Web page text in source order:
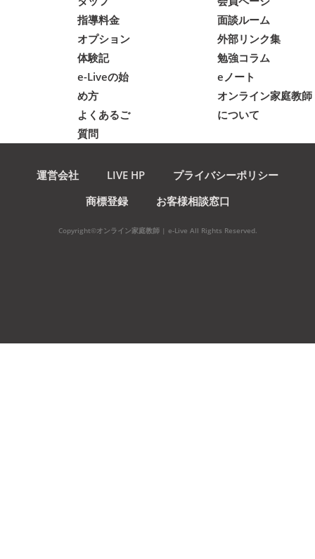
指導料金
オプション
体験記
e-Liveの始
め方
よくあるご
質問
面談ルーム
外部リンク集
勉強コラム
eノート
オンライン家庭教師
について
運営会社 LIVE HP
プライバシーポリシー
商標登録
お客様相談窓口
Copyright©オンライン家庭教師 | e-Live All Rights Reserved.